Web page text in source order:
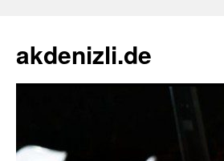
akdenizli.de